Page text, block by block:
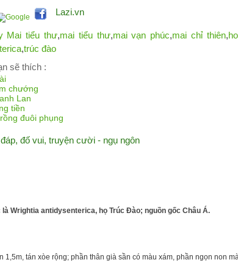
Lazi.vn
Mai tiểu thư,mai tiểu thư,mai vạn phúc,mai chỉ thiên,
,trúc đào
sẽ thích :
chướng
Lan
tiền
đuôi phụng
đố vui, truyện cười - ngụ ngôn
Wrightia antidysenterica, họ Trúc Đào; nguồn gốc Châu Á.
tán xòe rộng; phần thân già sần có màu xám, phần ngọn non